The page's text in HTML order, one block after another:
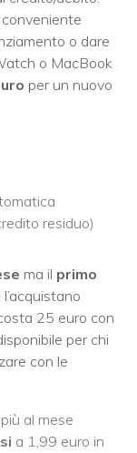
o dare
o MacBook
per un nuovo
residuo)
ma il primo
l’acquistano
25 euro con
per chi
con le
al mese
a 1,99 euro in